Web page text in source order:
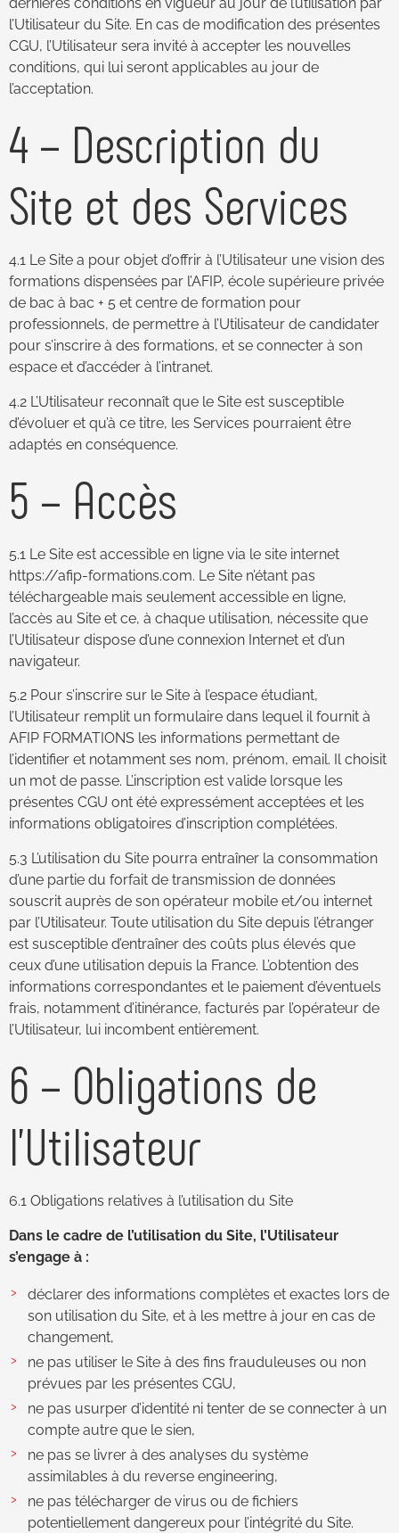
l’Utilisateur du Site. En cas de modification des présentes
CGU, l’Utilisateur sera invité à accepter les nouvelles
conditions, qui lui seront applicables au jour de
l’acceptation.
4 – Description du
Site et des Services
4.1 Le Site a pour objet d’offrir à l’Utilisateur une vision des
formations dispensées par l’AFIP, école supérieure privée
de bac à bac + 5 et centre de formation pour
professionnels, de permettre à l’Utilisateur de candidater
pour s’inscrire à des formations, et se connecter à son
espace et d’accéder à l’intranet.
4.2 L’Utilisateur reconnaît que le Site est susceptible
d’évoluer et qu’à ce titre, les Services pourraient être
adaptés en conséquence.
5 – Accès
5.1 Le Site est accessible en ligne via le site internet
https://afip-formations.com. Le Site n’étant pas
téléchargeable mais seulement accessible en ligne,
l’accès au Site et ce, à chaque utilisation, nécessite que
l’Utilisateur dispose d’une connexion Internet et d’un
navigateur.
5.2 Pour s’inscrire sur le Site à l’espace étudiant,
l’Utilisateur remplit un formulaire dans lequel il fournit à
AFIP FORMATIONS les informations permettant de
l’identifier et notamment ses nom, prénom, email. Il choisit
un mot de passe. L’inscription est valide lorsque les
présentes CGU ont été expressément acceptées et les
informations obligatoires d’inscription complétées.
5.3 L’utilisation du Site pourra entraîner la consommation
d’une partie du forfait de transmission de données
souscrit auprès de son opérateur mobile et/ou internet
par l’Utilisateur. Toute utilisation du Site depuis l’étranger
est susceptible d’entraîner des coûts plus élevés que
ceux d’une utilisation depuis la France. L’obtention des
informations correspondantes et le paiement d’éventuels
frais, notamment d’itinérance, facturés par l’opérateur de
l’Utilisateur, lui incombent entièrement.
6 – Obligations de
l’Utilisateur
6.1 Obligations relatives à l’utilisation du Site
Dans le cadre de l’utilisation du Site, l’Utilisateur
s’engage à :
déclarer des informations complètes et exactes lors de
son utilisation du Site, et à les mettre à jour en cas de
changement,
ne pas utiliser le Site à des fins frauduleuses ou non
prévues par les présentes CGU,
ne pas usurper d’identité ni tenter de se connecter à un
compte autre que le sien,
ne pas se livrer à des analyses du système
assimilables à du reverse engineering,
ne pas télécharger de virus ou de fichiers
potentiellement dangereux pour l’intégrité du Site.